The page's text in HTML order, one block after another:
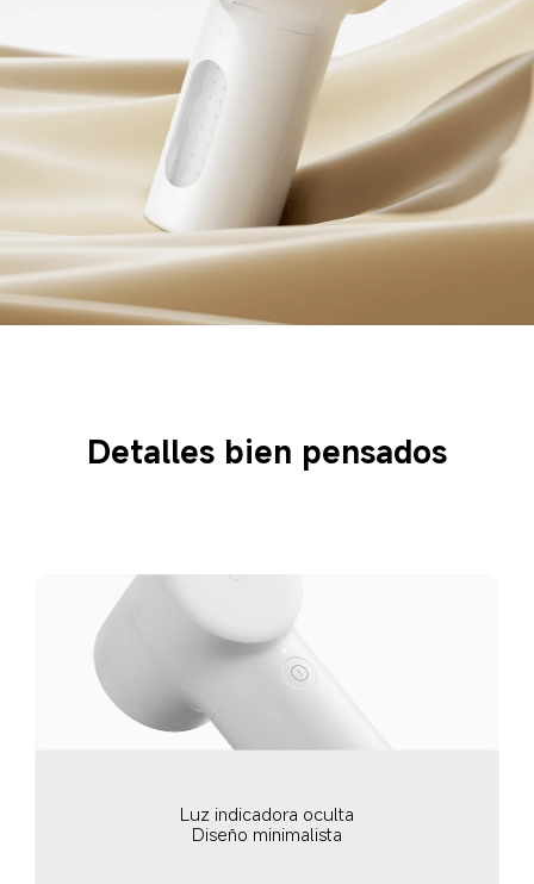
Detalles bien pensados
Luz indicadora oculta
Diseño minimalista